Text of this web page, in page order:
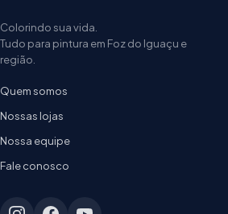
Colorindo sua vida.
Tudo para pintura em Foz do Iguaçu e
região.
Quem somos
Nossas lojas
Nossa equipe
Fale conosco